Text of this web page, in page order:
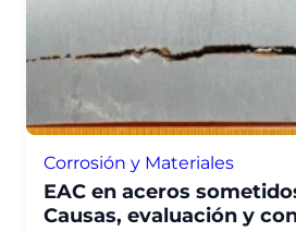
Corrosión y Materiales
EAC en aceros
Causas, evaluación y